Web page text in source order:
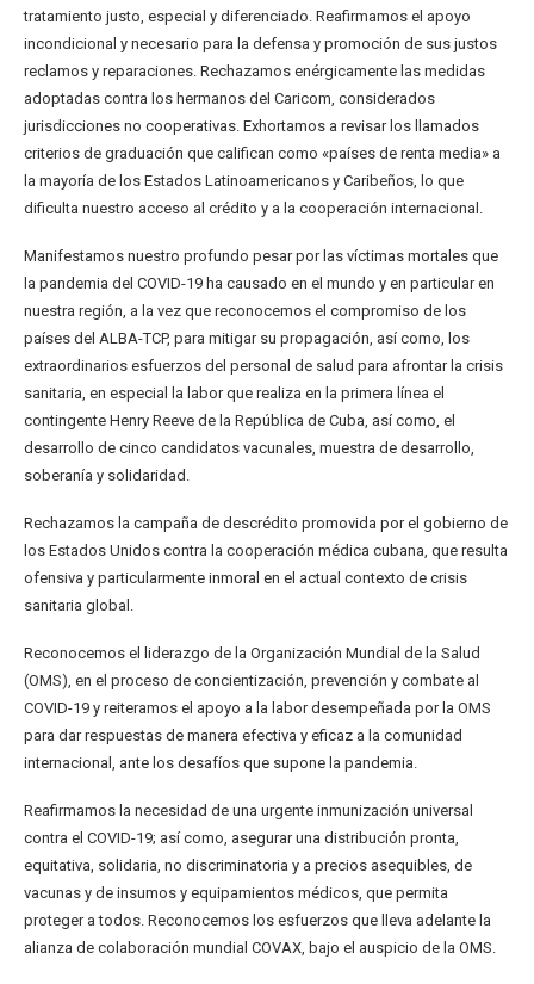
tratamiento justo, especial y diferenciado. Reafirmamos el apoyo
incondicional y necesario para la defensa y promoción de sus justos
reclamos y reparaciones. Rechazamos enérgicamente las medidas
adoptadas contra los hermanos del Caricom, considerados
jurisdicciones no cooperativas. Exhortamos a revisar los llamados
criterios de graduación que califican como «países de renta media» a
la mayoría de los Estados Latinoamericanos y Caribeños, lo que
dificulta nuestro acceso al crédito y a la cooperación internacional.
Manifestamos nuestro profundo pesar por las víctimas mortales que
la pandemia del COVID-19 ha causado en el mundo y en particular en
nuestra región, a la vez que reconocemos el compromiso de los
países del ALBA-TCP, para mitigar su propagación, así como, los
extraordinarios esfuerzos del personal de salud para afrontar la crisis
sanitaria, en especial la labor que realiza en la primera línea el
contingente Henry Reeve de la República de Cuba, así como, el
desarrollo de cinco candidatos vacunales, muestra de desarrollo,
soberanía y solidaridad.
Rechazamos la campaña de descrédito promovida por el gobierno de
los Estados Unidos contra la cooperación médica cubana, que resulta
ofensiva y particularmente inmoral en el actual contexto de crisis
sanitaria global.
Reconocemos el liderazgo de la Organización Mundial de la Salud
(OMS), en el proceso de concientización, prevención y combate al
COVID-19 y reiteramos el apoyo a la labor desempeñada por la OMS
para dar respuestas de manera efectiva y eficaz a la comunidad
internacional, ante los desafíos que supone la pandemia.
Reafirmamos la necesidad de una urgente inmunización universal
contra el COVID-19; así como, asegurar una distribución pronta,
equitativa, solidaria, no discriminatoria y a precios asequibles, de
vacunas y de insumos y equipamientos médicos, que permita
proteger a todos. Reconocemos los esfuerzos que lleva adelante la
alianza de colaboración mundial COVAX, bajo el auspicio de la OMS.